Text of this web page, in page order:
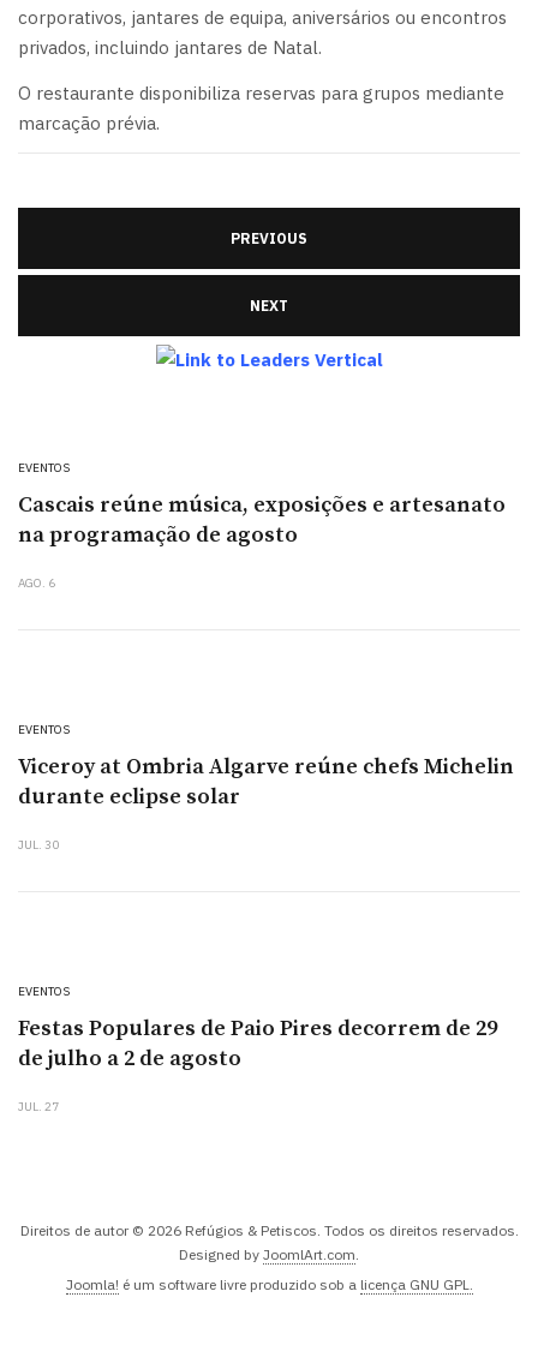
corporativos, jantares de equipa, aniversários ou encontros
privados, incluindo jantares de Natal.
O restaurante disponibiliza reservas para grupos mediante
marcação prévia.
PREVIOUS
NEXT
EVENTOS
Cascais reúne música, exposições e artesanato
na programação de agosto
AGO. 6
EVENTOS
Viceroy at Ombria Algarve reúne chefs Michelin
durante eclipse solar
JUL. 30
EVENTOS
Festas Populares de Paio Pires decorrem de 29
de julho a 2 de agosto
JUL. 27
Direitos de autor © 2026 Refúgios & Petiscos. Todos os direitos reservados.
Designed by JoomlArt.com
Joomla! é um software livre produzido sob a licença GNU GPL.